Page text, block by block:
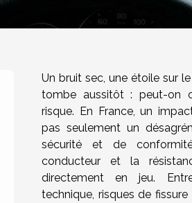
Un bruit sec, une étoile sur
tombe aussitôt : peut-on
risque. En France, un
pas seulement un
sécurité et de
conducteur et la
directement en jeu.
technique, risques de